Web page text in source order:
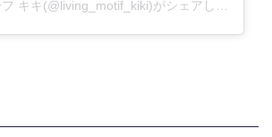
リビングモチーフ キキ(@living_motif_kiki)がシェアした投稿